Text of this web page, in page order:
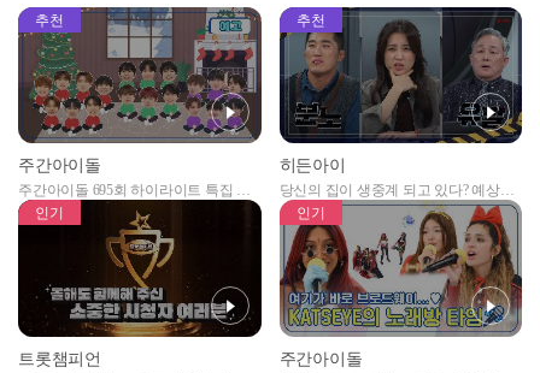
추천
주간아이돌
주간아이돌 695회 하이라이트 특집 남
자아이돌편 예고
추천
히든아이
당신의 집이 생중계 되고 있다? 예상치
못한 곳에서 일어나는 불법촬영 범죄!
인기
트롯챔피언
인기
주간아이돌